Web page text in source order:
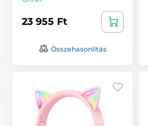
23 955 Ft
Összehasonlítás